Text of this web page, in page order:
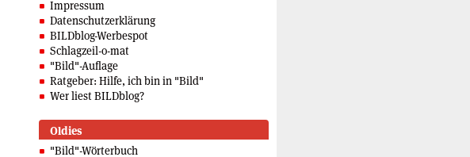
Impressum
Datenschutzerklärung
BILDblog-Werbespot
Schlagzeil-o-mat
"Bild"-Auflage
Ratgeber: Hilfe, ich bin in "Bild"
Wer liest BILDblog?
Oldies
"Bild"-Wörterbuch